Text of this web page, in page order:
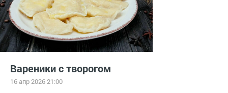
Вареники с творогом
16 апр 2026 21:00